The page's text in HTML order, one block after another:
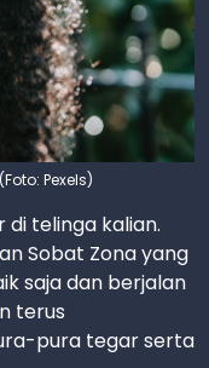
Pexels)
telinga kalian.
Sobat Zona yang
saja dan berjalan
terus
pura tegar serta